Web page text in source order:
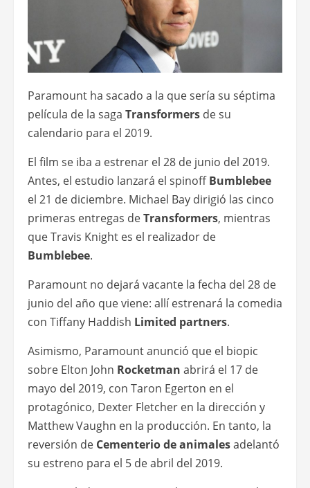
Paramount ha sacado a la que sería su séptima
película de la saga Transformers de su
calendario para el 2019.
El film se iba a estrenar el 28 de junio del 2019.
Antes, el estudio lanzará el spinoffBumblebee
el 21 de diciembre. Michael Bay dirigió las cinco
primeras entregas deTransformers, mientras
que Travis Knight es el realizador de
Bumblebee.
Paramount no dejará vacante la fecha del 28 de
junio del año que viene: allí estrenará la comedia
con Tiffany Haddish Limited partners.
Asimismo, Paramount anunció que el biopic
sobre Elton John Rocketman abrirá el 17 de
mayo del 2019, con Taron Egerton en el
protagónico, Dexter Fletcher en la dirección y
Matthew Vaughn en la producción. En tanto, la
reversión de Cementerio de animalesadelantó
su estreno para el 5 de abril del 2019.